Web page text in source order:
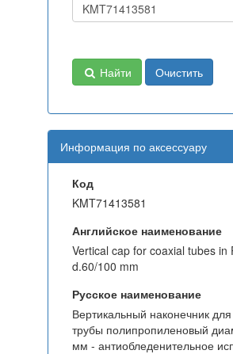
Найти Очистить
Информация по аксессуару
Код
KMT71413581
Английское наименование
Vertical cap for coaxial tubes in
d.60/100 mm
Русское наименование
Вертикальный наконечник для
трубы полипропиленовый
мм - антиобледенительное